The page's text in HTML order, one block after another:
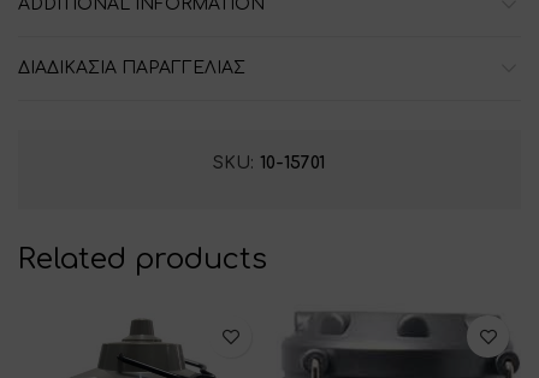
ADDITIONAL INFORMATION
ΔΙΑΔΙΚΑΣΙΑ ΠΑΡΑΓΓΕΛΙΑΣ
SKU: 10-15701
Related products